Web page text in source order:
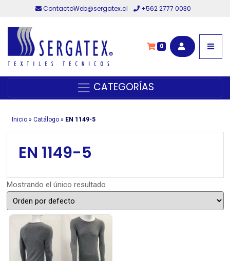
ContactoWeb@sergatex.cl +562 2777 0030
0
CATEGORÍAS
Inicio» Catálogo» EN 1149-5
EN 1149-5
Mostrando el único resultado